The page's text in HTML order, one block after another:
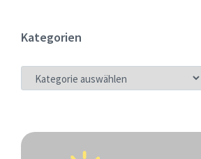
Kategorien
KATEGORIEN